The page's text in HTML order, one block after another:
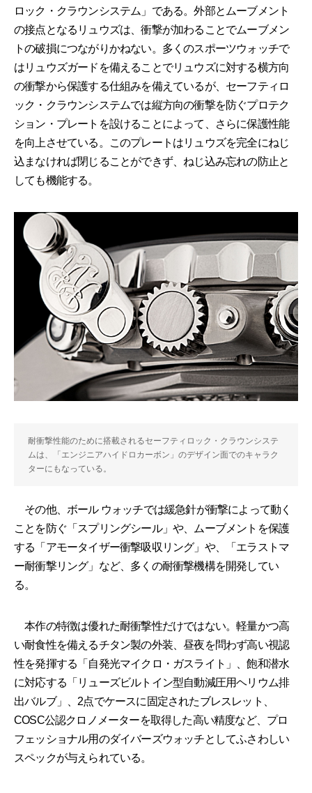
ロック・クラウンシステム」である。外部とムーブメント
の接点となるリュウズは、衝撃が加わることでムーブメン
トの破損につながりかねない。多くのスポーツウォッチで
はリュウズガードを備えることでリュウズに対する横方向
の衝撃から保護する仕組みを備えているが、セーフティロ
ック・クラウンシステムでは縦方向の衝撃を防ぐプロテク
ション・プレートを設けることによって、さらに保護性能
を向上させている。このプレートはリュウズを完全にねじ
込まなければ閉じることができず、ねじ込み忘れの防止と
しても機能する。
耐衝撃性能のために搭載されるセーフティロック・クラウンシステ
ムは、「エンジニアハイドロカーボン」のデザイン面でのキャラク
ターにもなっている。
その他、ボール ウォッチでは緩急針が衝撃によって動く
ことを防ぐ「スプリングシール」や、ムーブメントを保護
する「アモータイザー衝撃吸収リング」や、「エラストマ
ー耐衝撃リング」など、多くの耐衝撃機構を開発してい
る。
本作の特徴は優れた耐衝撃性だけではない。軽量かつ高
い耐食性を備えるチタン製の外装、昼夜を問わず高い視認
性を発揮する「自発光マイクロ・ガスライト」、飽和潜水
に対応する「リューズビルトイン型自動減圧用ヘリウム排
出バルブ」、2点でケースに固定されたブレスレット、
COSC公認クロノメーターを取得した高い精度など、プロ
フェッショナル用のダイバーズウォッチとしてふさわしい
スペックが与えられている。